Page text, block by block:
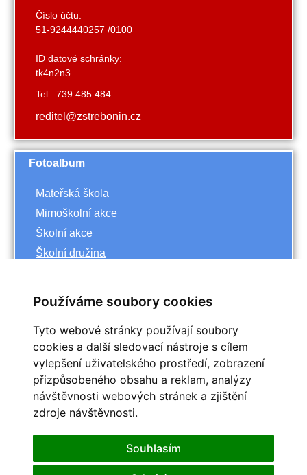
Používáme soubory cookies
Tyto webové stránky používají soubory
cookies a další sledovací nástroje s cílem
vylepšení uživatelského prostředí, zobrazení
přizpůsobeného obsahu a reklam, analýzy
návštěvnosti webových stránek a zjištění
zdroje návštěvnosti.
Souhlasím
Číslo účtu:
51-9244440257 /0100
ID datové schránky:
tk4n2n3
Tel.: 739 485 484
reditel@zstrebonin.cz
Fotoalbum
Mateřská škola
Mimoškolní akce
Školní akce
Školní družina
<< říjen
<< 2023
>>
Po
Út St Čt Pá So
2
3 4
9
10 11 12 13 14
15
19